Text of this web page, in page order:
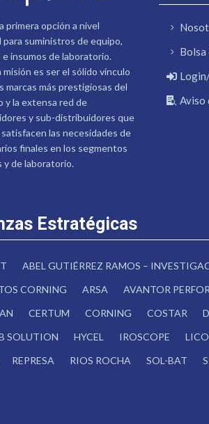
primera opción a nivel
para suministros de equipo,
e insumos de laboratorio.
es ser el sólido vínculo
marcas más prestigiosas del
y la extensa red de
y sub-distribuidores que
las necesidades de
finales en los segmentos
y de laboratorio.
Bolsa
Aviso
Estratégicas
ABEL GUTIÉRREZ RAMOS –
CORNING
ARSA AVANTOR
CERTUM CORNING COSTAR
SOLUTION
HYCEL IROSCOPE
REPRESA RIOS ROCHA SOL-BAT